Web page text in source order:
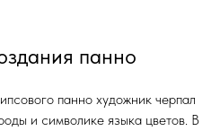
панно
панно художник черпал
и символике языка цветов. В